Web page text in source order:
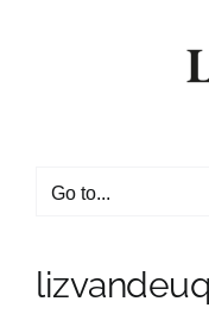
Go to...